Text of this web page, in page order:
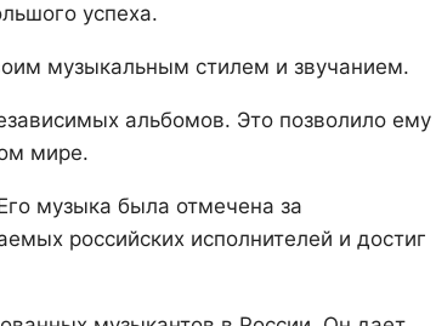
успеха.
музыкальным стилем и звучанием.
альбомов. Это позволило ему
мире.
музыка была отмечена за
российских исполнителей и достиг